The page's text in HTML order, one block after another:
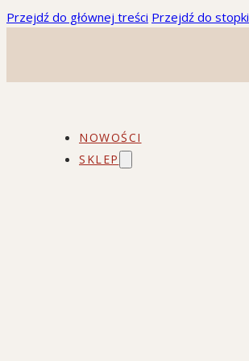
Przejdź do głównej treści Przejdź do stopki
NOWOŚCI
SKLEP